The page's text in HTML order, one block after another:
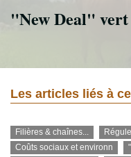
"New Deal" vert
Les articles liés à
Filières & chaînes...
Coûts sociaux et environn